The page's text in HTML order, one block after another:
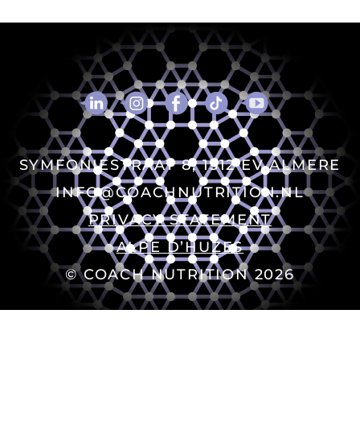
SYMFONIESTRAAT 8, 1312 EV ALMERE
INFO@COACHNUTRITION.NL
PRIVACY STATEMENT
ALPE D’HUZES
© COACH NUTRITION 2026